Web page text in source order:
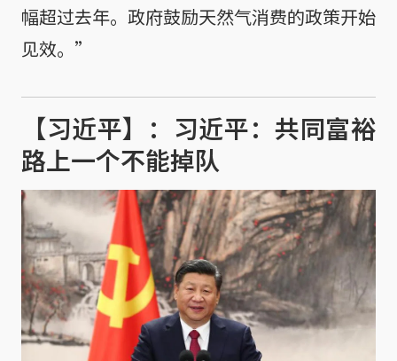
幅超过去年。政府鼓励天然气消费的政策开始
见效。”
【习近平】：习近平：共同富裕
路上一个不能掉队